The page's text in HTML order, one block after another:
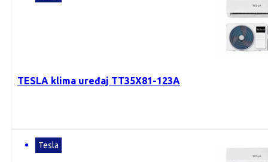
TESLA klima uređaj TT35X81-123A
Tesla